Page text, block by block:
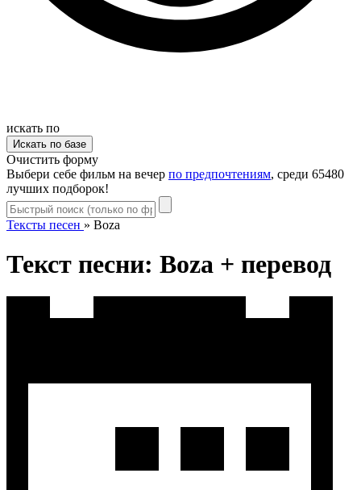
искать по
Очистить форму
Выбери себе фильм на вечер по предпочтениям, среди 65480
лучших подборок!
Тексты песен » Boza
Текст песни: Boza + перевод